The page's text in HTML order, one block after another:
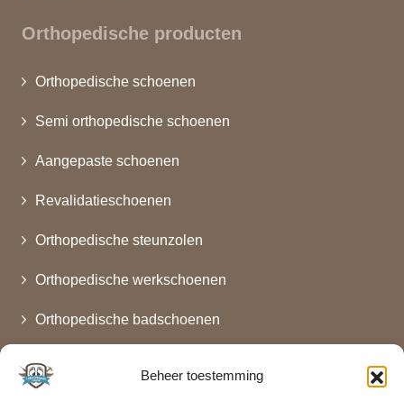
Beheer toestemming
Orthopedische producten
Orthopedische schoenen
Semi orthopedische schoenen
Aangepaste schoenen
Revalidatieschoenen
Orthopedische steunzolen
Orthopedische werkschoenen
Orthopedische badschoenen
Orthopedische kinderschoenen